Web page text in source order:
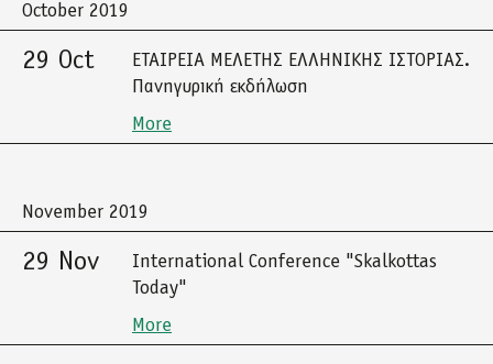
October 2019
29 Oct
ΕΤΑΙΡΕΙΑ ΜΕΛΕΤΗΣ ΕΛΛΗΝΙΚΗΣ ΙΣΤΟΡΙΑΣ.
Πανηγυρική εκδήλωση
More
November 2019
29 Nov
International Conference "Skalkottas
Today"
More